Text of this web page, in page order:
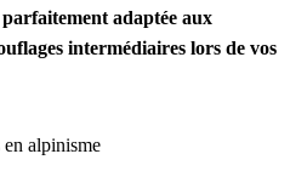
adaptée aux
intermédiaires lors de vos
alpinisme